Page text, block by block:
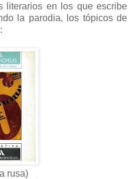
literarios en los que escribe
la parodia, los tópicos de
rusa)